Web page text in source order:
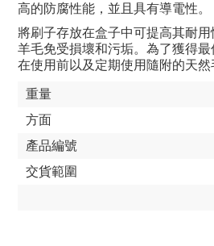
高的防腐性能，並且具有導電性。
將刷子存放在盒子中可提高其耐
羊毛免受損壞和污垢。為了獲得
在使用前以及定期使用隨附的天然
重量
方面
產品編號
交貨範圍